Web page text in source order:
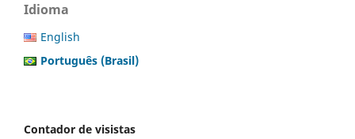
Idioma
English
Português (Brasil)
Contador de visistas